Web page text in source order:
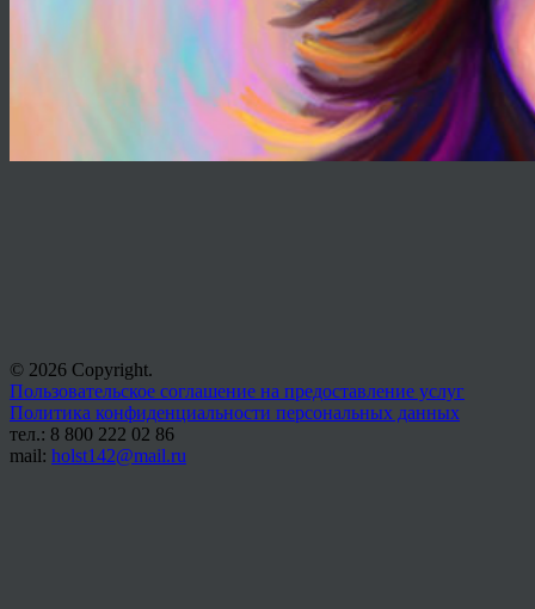
© 2026 Copyright.
Пользовательское соглашение на предоставление услуг
Политика конфиденциальности персональных данных
тел.: 8 800 222 02 86
mail: holst142@mail.ru